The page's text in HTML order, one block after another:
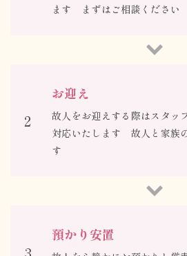
ます まずはご相談ください
2
お迎え
故人をお迎えする際はスタッ
対応いたします 故人と家族
す
預かり安置